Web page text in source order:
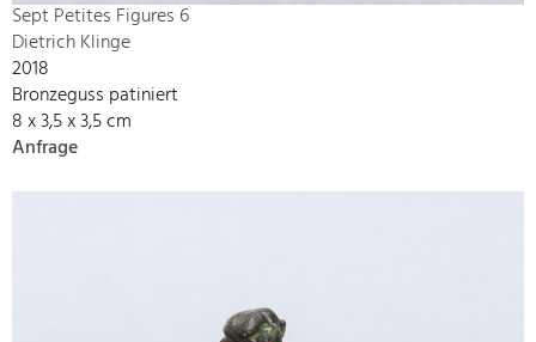
Sept Petites Figures 6
Dietrich Klinge
2018
Bronzeguss patiniert
8 x 3,5 x 3,5 cm
Anfrage